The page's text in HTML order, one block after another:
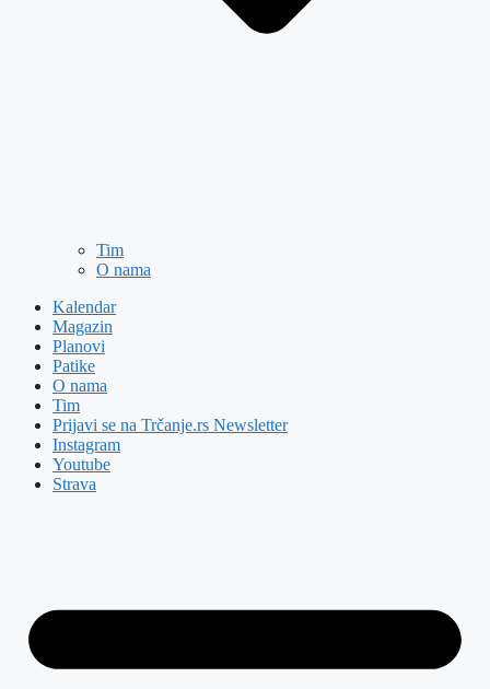
Tim
O nama
Kalendar
Magazin
Planovi
Patike
O nama
Tim
Prijavi se na Trčanje.rs Newsletter
Instagram
Youtube
Strava